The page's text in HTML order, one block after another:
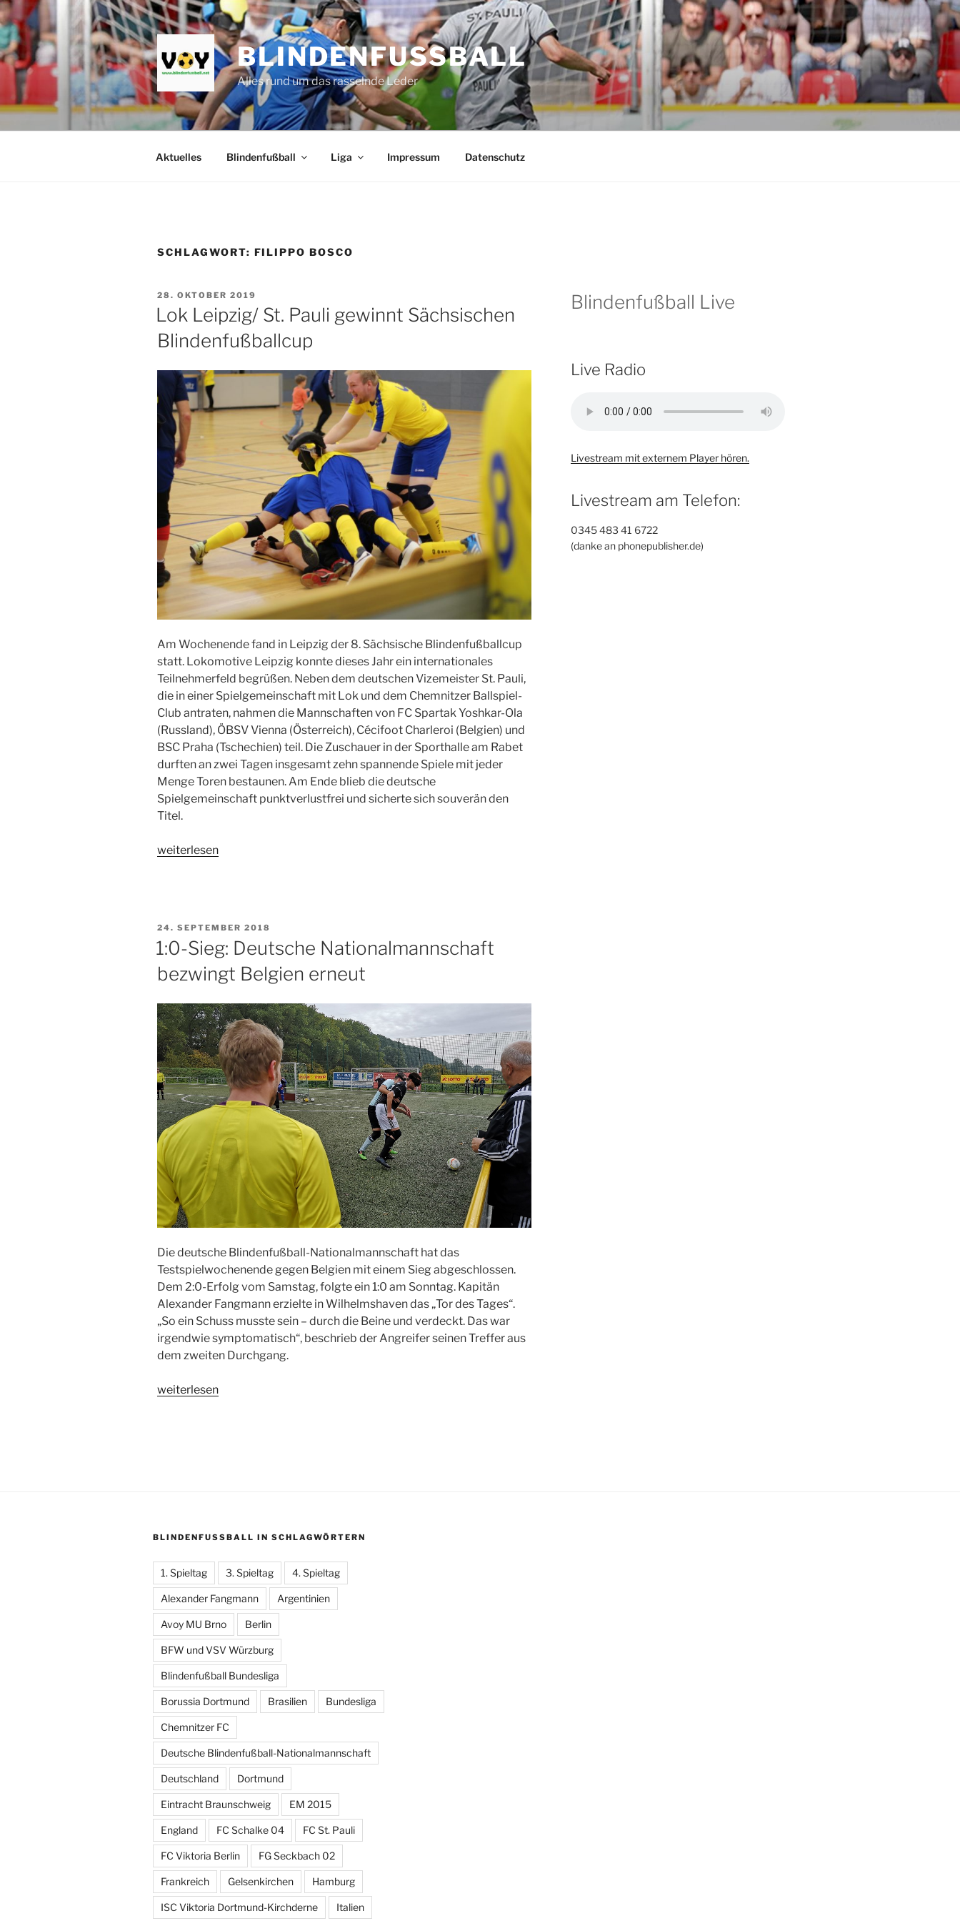
Zum
Inhalt
springen
BLINDENFUSSBALL
Alles rund um das rasselnde Leder
Aktuelles Blindenfußball Liga Impressum Datenschutz
SCHLAGWORT: FILIPPO BOSCO
VERÖFFENTLICHT
AM
28. OKTOBER 2019
Lok Leipzig/ St. Pauli gewinnt Sächsischen
Blindenfußballcup
Am Wochenende fand in Leipzig der 8. Sächsische Blindenfußballcup
statt. Lokomotive Leipzig konnte dieses Jahr ein internationales
Teilnehmerfeld begrüßen. Neben dem deutschen Vizemeister St. Pauli,
die in einer Spielgemeinschaft mit Lok und dem Chemnitzer Ballspiel-
Club antraten, nahmen die Mannschaften von FC Spartak Yoshkar-Ola
(Russland), ÖBSV Vienna (Österreich), Cécifoot Charleroi (Belgien) und
BSC Praha (Tschechien) teil. Die Zuschauer in der Sporthalle am Rabet
durften an zwei Tagen insgesamt zehn spannende Spiele mit jeder
Menge Toren bestaunen. Am Ende blieb die deutsche
Spielgemeinschaft punktverlustfrei und sicherte sich souverän den
Titel.
„Lok
Blindenfußballcup“
weiterlesen
VERÖFFENTLICHT
AM
24. SEPTEMBER 2018
1:0-Sieg: Deutsche Nationalmannschaft
bezwingt Belgien erneut
Die deutsche Blindenfußball-Nationalmannschaft hat das
Testspielwochenende gegen Belgien mit einem Sieg abgeschlossen.
Dem 2:0-Erfolg vom Samstag, folgte ein 1:0 am Sonntag. Kapitän
Alexander Fangmann erzielte in Wilhelmshaven das „Tor des Tages“.
„So ein Schuss musste sein – durch die Beine und verdeckt. Das war
irgendwie symptomatisch“, beschrieb der Angreifer seinen Treffer aus
dem zweiten Durchgang.
„1:0-
weiterlesen
Blindenfußball Live
Live Radio
Livestream mit externem Player hören.
Livestream am Telefon:
0345 483 41 6722
(danke an phonepublisher.de)
BLINDENFUSSBALL IN SCHLAGWÖRTERN
1. Spieltag 3. Spieltag 4. Spieltag
Alexander Fangmann Argentinien
Avoy MU Brno Berlin
BFW und VSV Würzburg
Blindenfußball Bundesliga
Borussia Dortmund Brasilien Bundesliga
Chemnitzer FC
Deutsche Blindenfußball-Nationalmannschaft
Deutschland Dortmund
Eintracht Braunschweig EM 2015
England FC Schalke 04 FC St. Pauli
FC Viktoria Berlin FG Seckbach 02
Frankreich Gelsenkirchen Hamburg
ISC Viktoria Dortmund-Kirchderne Italien